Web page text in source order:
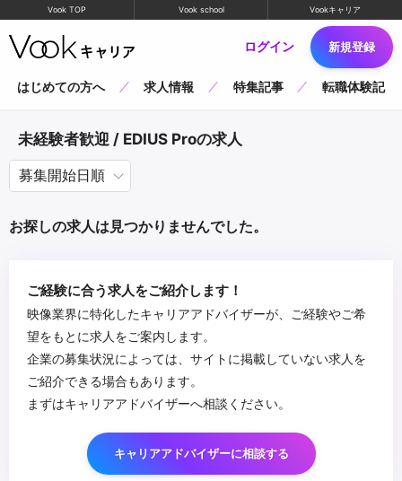
Vook TOP Vook school Vookキャリア
ログイン 新規登録
はじめての方へ 求人情報 特集記事 転職体験記
未経験者歓迎 / EDIUS Proの求人
お探しの求人は見つかりませんでした。
ご経験に合う求人をご紹介します！
映像業界に特化したキャリアアドバイザーが、ご経験やご希
望をもとに求人をご案内します。
企業の募集状況によっては、サイトに掲載していない求人を
ご紹介できる場合もあります。
まずはキャリアアドバイザーへ相談ください。
キャリアアドバイザーに相談する